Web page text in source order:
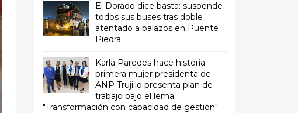
El Dorado dice basta: suspende
todos sus buses tras doble
atentado a balazos en Puente
Piedra
Karla Paredes hace historia:
primera mujer presidenta de
ANP Trujillo presenta plan de
trabajo bajo el lema
"Transformación con capacidad de gestión"